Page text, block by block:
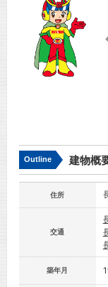
Outline 建物概
住所
交通
築年月